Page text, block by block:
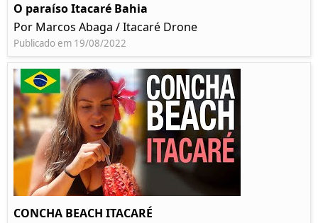
O paraíso Itacaré Bahia
Por Marcos Abaga / Itacaré Drone
Publicado em 19/08/2022
CONCHA BEACH ITACARÉ